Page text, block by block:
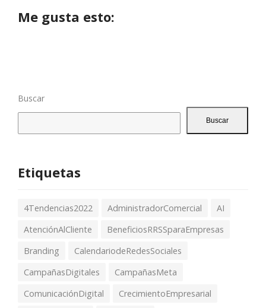
Me gusta esto:
Buscar
Buscar
Etiquetas
4Tendencias2022 AdministradorComercial
AI
AtenciónAlCliente
BeneficiosRRSSparaEmpresas
Branding
CalendariodeRedesSociales
CampañasDigitales
CampañasMeta
ComunicaciónDigital
CrecimientoEmpresarial